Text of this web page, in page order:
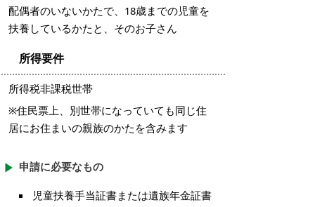
配偶者のいないかたで、18歳までの児童を
扶養しているかたと、そのお子さん
所得要件
所得税非課税世帯
※住民票上、別世帯になっていても同じ住
居にお住まいの親族のかたを含みます
申請に必要なもの
児童扶養手当証書または遺族年金証書